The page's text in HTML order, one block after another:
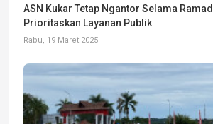
ASN Kukar Tetap Ngantor Selama
Prioritaskan Layanan Publik
Rabu, 19 Maret 2025